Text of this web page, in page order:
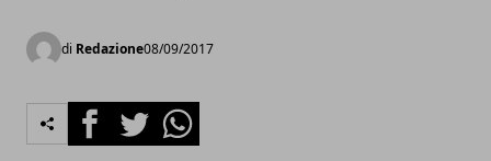
di Redazione08/09/2017
FacebookTwitterWhatsapp